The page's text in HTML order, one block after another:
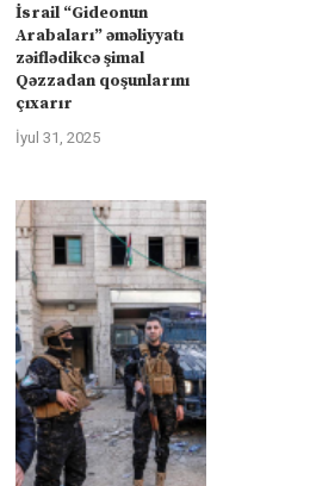
Kanadanın İsrailə silah
hökumətin qadağasına
‘fasiləsiz’...
İyul 31, 2025
İsrail “Gideonun
Arabaları” əməliyyatı
zəiflədikcə şimal
Qəzzadan qoşunlarını
çıxarır
İyul 31, 2025